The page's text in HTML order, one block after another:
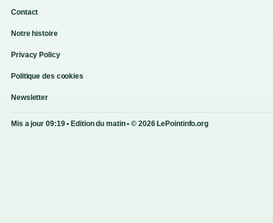
Contact
Notre histoire
Privacy Policy
Politique des cookies
Newsletter
Mis a jour 09:19 • Edition du matin • © 2026 LePointinfo.org